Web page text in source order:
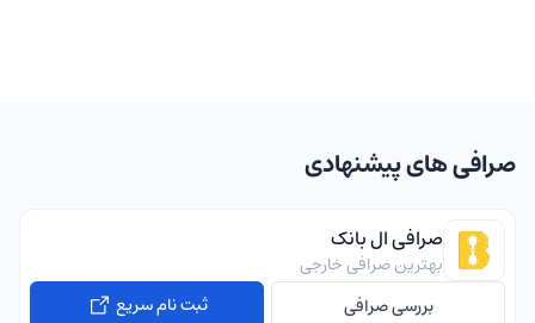
صرافی های پیشنهادی
صرافی ال بانک
بهترین صرافی خارجی
بررسی صرافی
ثبت نام سریع